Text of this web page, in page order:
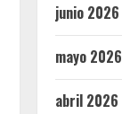
junio 2026
mayo 2026
abril 2026